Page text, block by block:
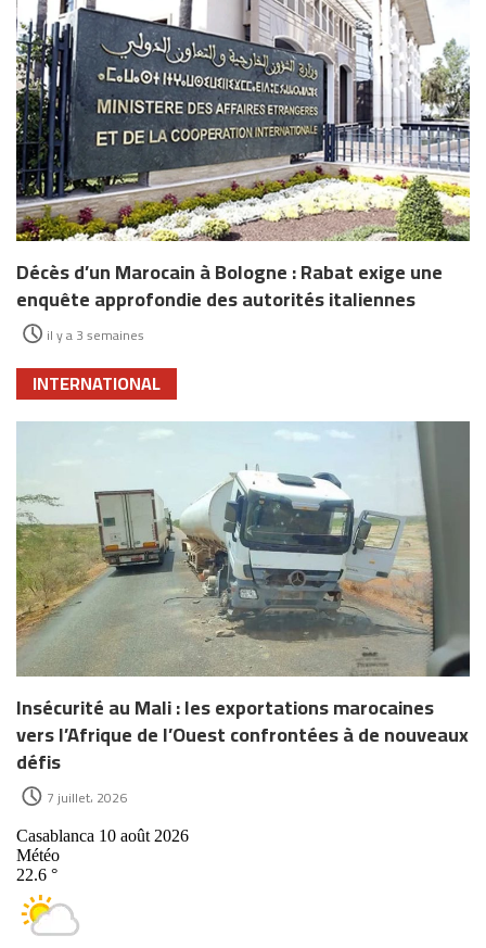
Décès d’un Marocain à Bologne : Rabat exige une
enquête approfondie des autorités italiennes
il y a 3 semaines
INTERNATIONAL
Insécurité au Mali : les exportations marocaines
vers l’Afrique de l’Ouest confrontées à de nouveaux
défis
7 juillet، 2026